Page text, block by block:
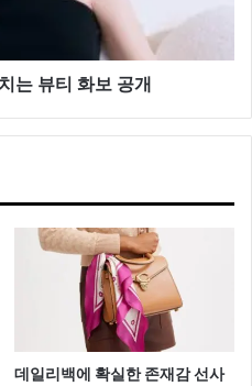
는 뷰티 화보 공개
데일리백에 확실한 존재감 선사